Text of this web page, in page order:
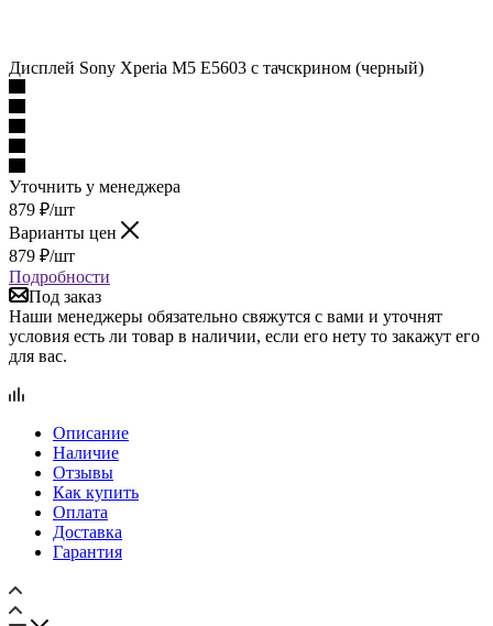
Дисплей Sony Xperia M5 E5603 с тачскрином (черный)
Уточнить у менеджера
879 ₽/шт
Варианты цен
879 ₽/шт
Подробности
Под заказ
Наши менеджеры обязательно свяжутся с вами и уточнят
условия есть ли товар в наличии, если его нету то закажут его
для вас.
Описание
Наличие
Отзывы
Как купить
Оплата
Доставка
Гарантия